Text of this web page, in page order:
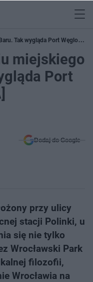
Tak wygląda Port Węglowy
miejskiego
Port
Dodaj do Google
przy ulicy
stacji Polinki, u
się nie tylko
Wrocławski Park
filozofii,
Wrocławia na